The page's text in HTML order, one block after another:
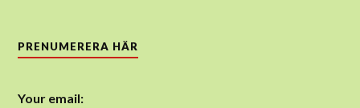
PRENUMERERA HÄR
Your email: